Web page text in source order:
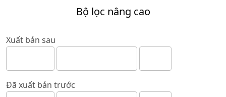
Bộ lọc nâng cao
Xuất bản sau
Đã xuất bản trước